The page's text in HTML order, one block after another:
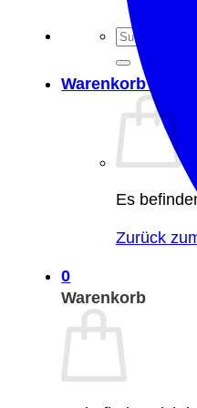
Suche
nach:
Warenkorb /
Es
Zurück
0
Warenkorb